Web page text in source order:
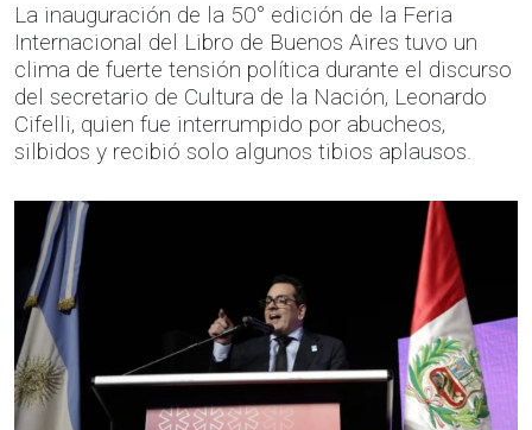
La inauguración de la 50° edición de la Feria
Internacional del Libro de Buenos Aires tuvo un
clima de fuerte tensión política durante el discurso
del secretario de Cultura de la Nación, Leonardo
Cifelli, quien fue interrumpido por abucheos,
silbidos y recibió solo algunos tibios aplausos.